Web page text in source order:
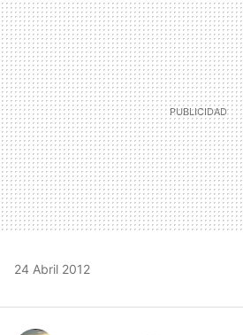
MAIL
24 Abril 2012